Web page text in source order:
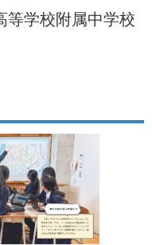
等学校附属中学校